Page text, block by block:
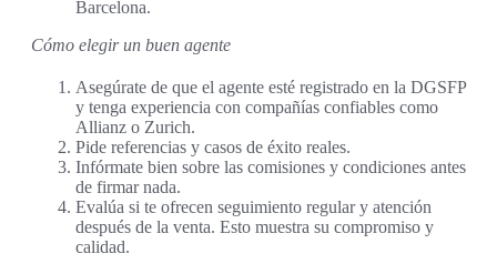
Barcelona.
Cómo elegir un buen agente
Asegúrate de que el agente esté registrado en la DGSFP
y tenga experiencia con compañías confiables como
Allianz o Zurich.
Pide referencias y casos de éxito reales.
Infórmate bien sobre las comisiones y condiciones antes
de firmar nada.
Evalúa si te ofrecen seguimiento regular y atención
después de la venta. Esto muestra su compromiso y
calidad.